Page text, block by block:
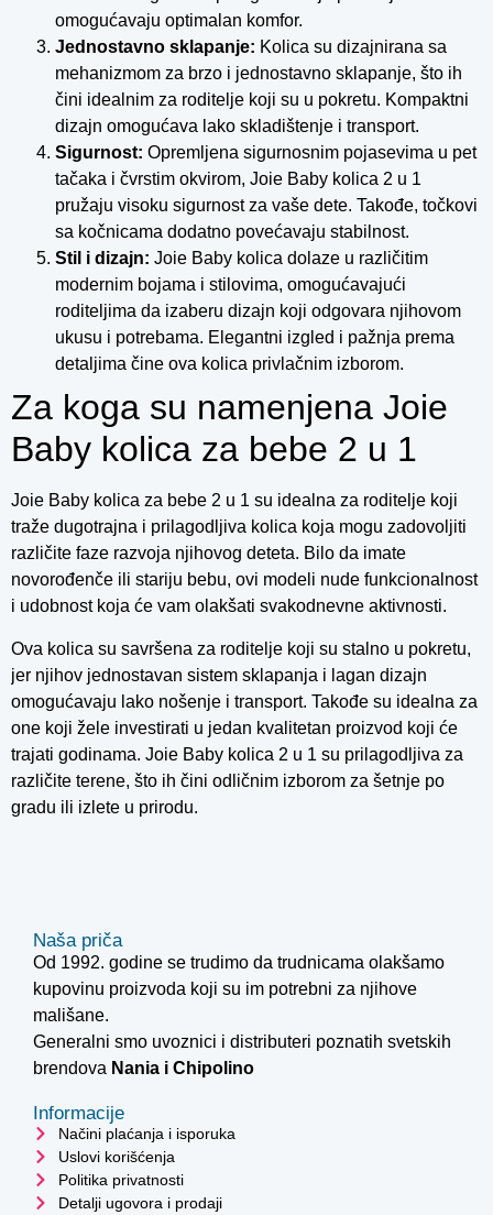
omogućavaju optimalan komfor.
Jednostavno sklapanje: Kolica su dizajnirana sa
mehanizmom za brzo i jednostavno sklapanje, što ih
čini idealnim za roditelje koji su u pokretu. Kompaktni
dizajn omogućava lako skladištenje i transport.
Sigurnost: Opremljena sigurnosnim pojasevima u pet
tačaka i čvrstim okvirom, Joie Baby kolica 2 u 1
pružaju visoku sigurnost za vaše dete. Takođe, točkovi
sa kočnicama dodatno povećavaju stabilnost.
Stil i dizajn: Joie Baby kolica dolaze u različitim
modernim bojama i stilovima, omogućavajući
roditeljima da izaberu dizajn koji odgovara njihovom
ukusu i potrebama. Elegantni izgled i pažnja prema
detaljima čine ova kolica privlačnim izborom.
Za koga su namenjena Joie
Baby kolica za bebe 2 u 1
Joie Baby kolica za bebe 2 u 1 su idealna za roditelje koji
traže dugotrajna i prilagodljiva kolica koja mogu zadovoljiti
različite faze razvoja njihovog deteta. Bilo da imate
novorođenče ili stariju bebu, ovi modeli nude funkcionalnost
i udobnost koja će vam olakšati svakodnevne aktivnosti.
Ova kolica su savršena za roditelje koji su stalno u pokretu,
jer njihov jednostavan sistem sklapanja i lagan dizajn
omogućavaju lako nošenje i transport. Takođe su idealna za
one koji žele investirati u jedan kvalitetan proizvod koji će
trajati godinama. Joie Baby kolica 2 u 1 su prilagodljiva za
različite terene, što ih čini odličnim izborom za šetnje po
gradu ili izlete u prirodu.
Naša priča
Od 1992. godine se trudimo da trudnicama olakšamo
kupovinu proizvoda koji su im potrebni za njihove
mališane.
Generalni smo uvoznici i distributeri poznatih svetskih
brendova Nania i Chipolino
Informacije
Načini plaćanja i isporuka
Uslovi korišćenja
Politika privatnosti
Detalji ugovora i prodaji